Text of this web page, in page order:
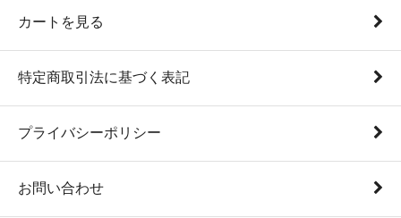
カートを見る
特定商取引法に基づく表記
プライバシーポリシー
お問い合わせ